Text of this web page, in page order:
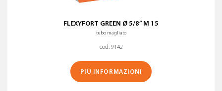
FLEXYFORT GREEN Ø 5/8” M 15
tubo magliato
cod. 9142
PIÙ INFORMAZIONI